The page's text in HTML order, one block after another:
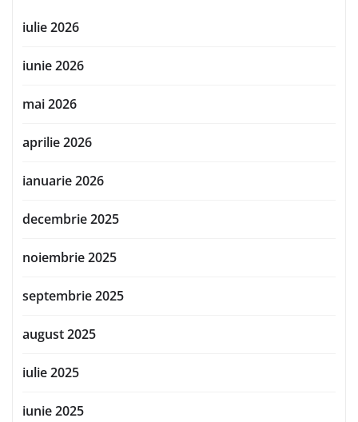
iulie 2026
iunie 2026
mai 2026
aprilie 2026
ianuarie 2026
decembrie 2025
noiembrie 2025
septembrie 2025
august 2025
iulie 2025
iunie 2025